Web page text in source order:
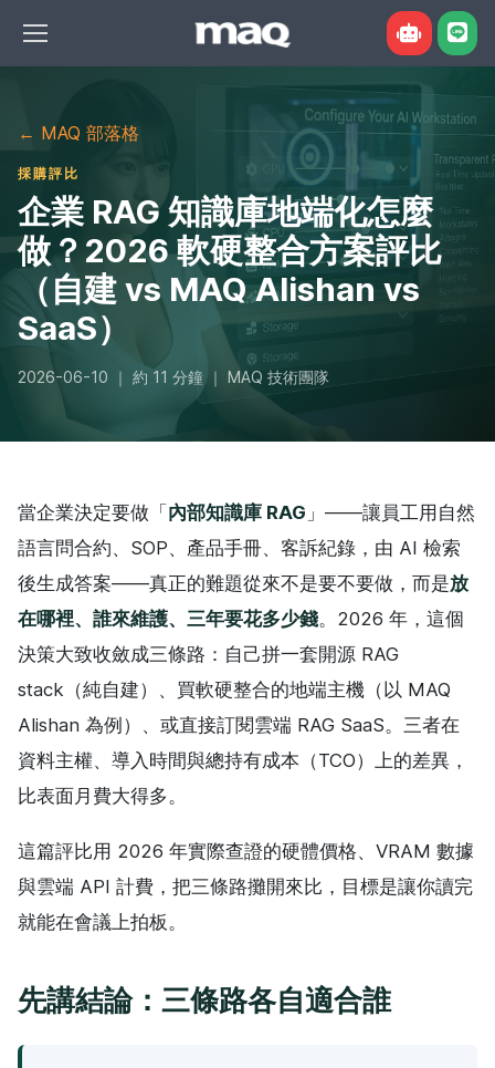
← MAQ 部落格
採購評比
企業 RAG 知識庫地端化怎麼
做？2026 軟硬整合方案評比
（自建 vs MAQ Alishan vs
SaaS）
2026-06-10 ｜ 約 11 分鐘 ｜ MAQ 技術團隊
當企業決定要做「 內部知識庫 RAG 」——讓員工用自然
語言問合約、SOP、產品手冊、客訴紀錄，由 AI 檢索
後生成答案——真正的難題從來不是要不要做，而是放
在哪裡、誰來維護、三年要花多少錢。2026 年，這個
決策大致收斂成三條路：自己拼一套開源 RAG
stack（純自建）、買軟硬整合的地端主機（以 MAQ
Alishan 為例）、或直接訂閱雲端 RAG SaaS。三者在
資料主權、導入時間與總持有成本（TCO）上的差異，
比表面月費大得多。
這篇評比用 2026 年實際查證的硬體價格、VRAM 數據
與雲端 API 計費，把三條路攤開來比，目標是讓你讀完
就能在會議上拍板。
先講結論：三條路各自適合誰
您好，我是 MAQ 組機諮詢小助手。告訴我用
途、預算或想跑的模型，我幫您對照現售機型與
現價。也可以直接點下面的例子問我。